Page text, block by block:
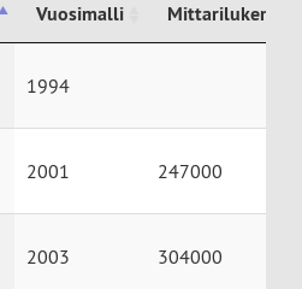
Vuosimalli
Mittarilukema
1994
2001 247000
2003 304000